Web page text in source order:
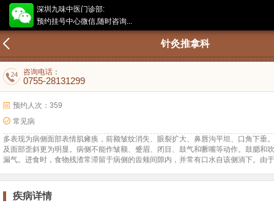
深圳九味中医门诊部:
预约挂号中心微信,随时咨询...
针灸推拿科
咨询电话：
0755-28131299
预约人次：359
常见病
多表现为病侧面部表情肌瘫痪，前额皱纹消失、眼裂扩大、鼻唇沟平坦、口角下垂
及面部歪斜更为明显。病侧不能作皱额、蹙眉、闭目、鼓气和噘嘴等动作。鼓腮和
漏气。进食时，食物残渣常滞留于病侧的齿颊间隙内，并常有口水自该侧淌下。由
疾病详情